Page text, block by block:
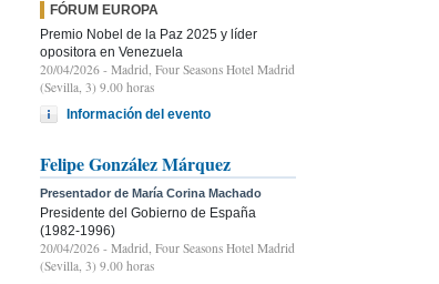
FÓRUM EUROPA
Premio Nobel de la Paz 2025 y líder
opositora en Venezuela
20/04/2026 - Madrid, Four Seasons Hotel Madrid
(Sevilla, 3) 9.00 horas
Información del evento
Felipe González Márquez
Presentador de María Corina Machado
Presidente del Gobierno de España
(1982-1996)
20/04/2026 - Madrid, Four Seasons Hotel Madrid
(Sevilla, 3) 9.00 horas